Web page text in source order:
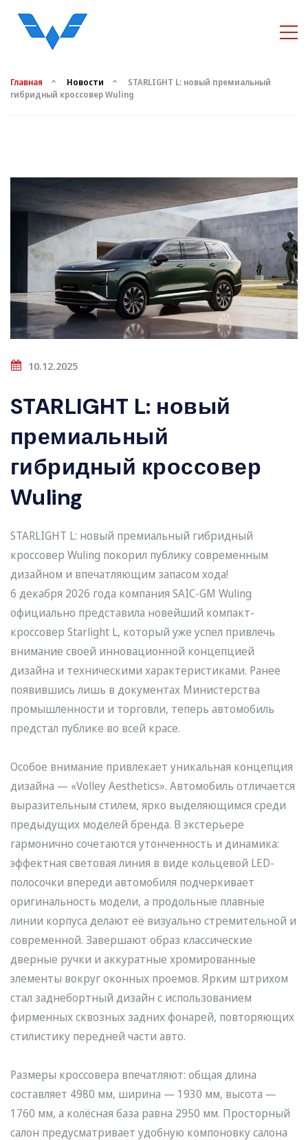
Главная Новости
STARLIGHT L: новый премиальный
гибридный кроссовер Wuling
10.12.2025
STARLIGHT L: новый
премиальный
гибридный кроссовер
Wuling
STARLIGHT L: новый премиальный гибридный
кроссовер Wuling покорил публику современным
дизайном и впечатляющим запасом хода!
6 декабря 2026 года компания SAIC-GM Wuling
официально представила новейший компакт-
кроссовер Starlight L, который уже успел привлечь
внимание своей инновационной концепцией
дизайна и техническими характеристиками. Ранее
появившись лишь в документах Министерства
промышленности и торговли, теперь автомобиль
предстал публике во всей красе.
Особое внимание привлекает уникальная концепция
дизайна — «Volley Aesthetics». Автомобиль отличается
выразительным стилем, ярко выделяющимся среди
предыдущих моделей бренда. В экстерьере
гармонично сочетаются утонченность и динамика:
эффектная световая линия в виде кольцевой LED-
полосочки впереди автомобиля подчеркивает
оригинальность модели, а продольные плавные
линии корпуса делают её визуально стремительной и
современной. Завершают образ классические
дверные ручки и аккуратные хромированные
элементы вокруг оконных проемов. Ярким штрихом
стал заднебортный дизайн с использованием
фирменных сквозных задних фонарей, повторяющих
стилистику передней части авто.
Размеры кроссовера впечатляют: общая длина
составляет 4980 мм, ширина — 1930 мм, высота —
1760 мм, а колёсная база равна 2950 мм. Просторный
салон предусматривает удобную компоновку салона